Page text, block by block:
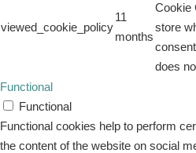
viewed_cookie_policy
11
months
Cookie
store
does
Functional
Functional
Functional cookies help to perform
the content of the website on social